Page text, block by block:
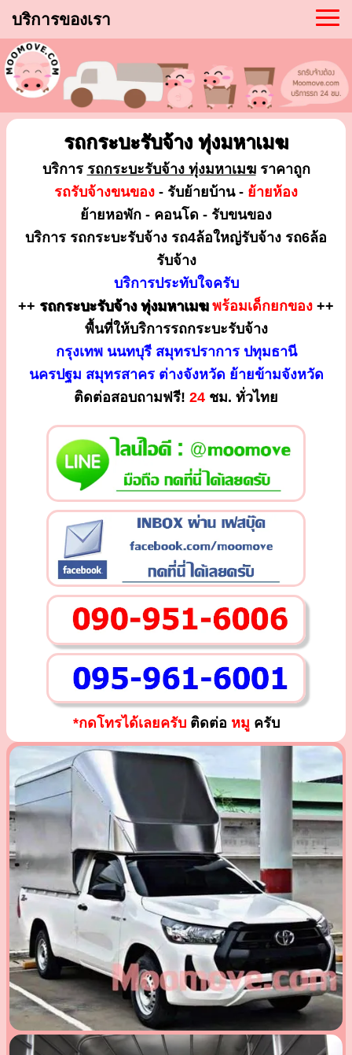
บริการของเรา
รถกระบะรับจ้าง ทุ่งมหาเมฆ
บริการ รถกระบะรับจ้าง ทุ่งมหาเมฆราคาถูก
รถรับจ้างขนของ - รับย้ายบ้าน - ย้ายห้อง
ย้ายหอพัก - คอนโด - รับขนของ
บริการ รถกระบะรับจ้าง รถ4ล้อใหญ่รับจ้าง รถ6ล้อ
รับจ้าง
บริการประทับใจครับ
++ รถกระบะรับจ้าง ทุ่งมหาเมฆ พร้อมเด็กยกของ ++
พื้นที่ให้บริการรถกระบะรับจ้าง
กรุงเทพ นนทบุรี สมุทรปราการ ปทุมธานี
นครปฐม สมุทรสาคร ต่างจังหวัด ย้ายข้ามจังหวัด
ติดต่อสอบถามฟรี! 24 ชม. ทั่วไทย
*กดโทรได้เลยครับติดต่อ หมู ครับ